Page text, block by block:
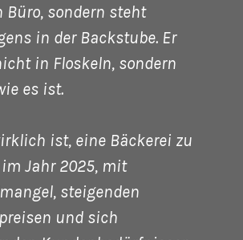
Büro, sondern steht
in der Backstube. Er
in Floskeln, sondern
es ist.
ist, eine Bäckerei zu
Jahr 2025, mit
steigenden
und sich